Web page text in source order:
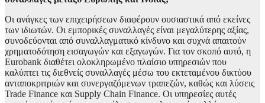
Οι ανάγκες των επιχειρήσεων διαφέρουν ουσιαστικά από εκείνες
των ιδιωτών. Οι εμπορικές συναλλαγές είναι μεγαλύτερης αξίας,
συνοδεύονται από συναλλαγματικό κίνδυνο και συχνά απαιτούν
χρηματοδότηση εισαγωγών και εξαγωγών. Για τον σκοπό αυτό, η
Eurobank διαθέτει ολοκληρωμένο πλαίσιο υπηρεσιών που
καλύπτει τις διεθνείς συναλλαγές μέσω του εκτεταμένου δικτύου
ανταποκριτριών και συνεργαζόμενων τραπεζών, καθώς και λύσεις
Trade Finance και Supply Chain Finance. Οι υπηρεσίες αυτές